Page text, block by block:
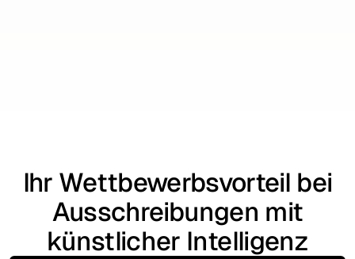
Ihr Wettbewerbsvorteil bei
Ausschreibungen mit
künstlicher Intelligenz